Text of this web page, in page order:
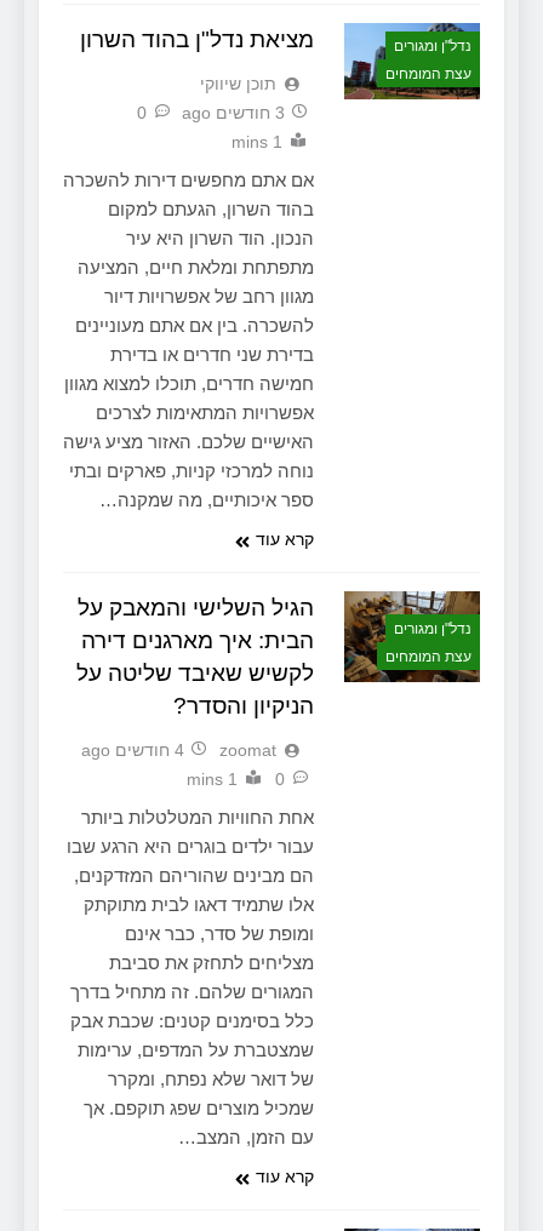
נדל"ן ומגורים
עצת המומחים
מציאת נדל"ן בהוד השרון
תוכן שיווקי
3 חודשים ago
0
1 mins
אם אתם מחפשים דירות להשכרה
בהוד השרון, הגעתם למקום
הנכון. הוד השרון היא עיר
מתפתחת ומלאת חיים, המציעה
מגוון רחב של אפשרויות דיור
להשכרה. בין אם אתם מעוניינים
בדירת שני חדרים או בדירת
חמישה חדרים, תוכלו למצוא מגוון
אפשרויות המתאימות לצרכים
האישיים שלכם. האזור מציע גישה
נוחה למרכזי קניות, פארקים ובתי
ספר איכותיים, מה שמקנה…
קרא עוד
נדל"ן ומגורים
עצת המומחים
הגיל השלישי והמאבק על
הבית: איך מארגנים דירה
לקשיש שאיבד שליטה על
הניקיון והסדר?
zoomat
4 חודשים ago
0
1 mins
אחת החוויות המטלטלות ביותר
עבור ילדים בוגרים היא הרגע שבו
הם מבינים שהוריהם המזדקנים,
אלו שתמיד דאגו לבית מתוקתק
ומופת של סדר, כבר אינם
מצליחים לתחזק את סביבת
המגורים שלהם. זה מתחיל בדרך
כלל בסימנים קטנים: שכבת אבק
שמצטברת על המדפים, ערימות
של דואר שלא נפתח, ומקרר
שמכיל מוצרים שפג תוקפם. אך
עם הזמן, המצב…
קרא עוד